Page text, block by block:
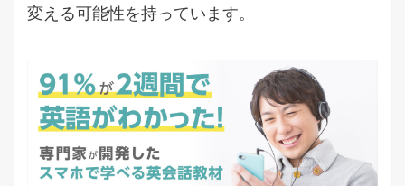
変える可能性を持っています。